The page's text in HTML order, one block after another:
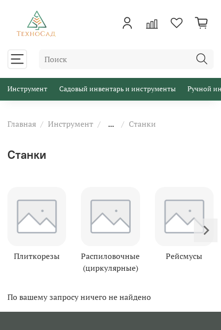
Инструмент Садовый инвентарь и инструменты Ручной
Главная Инструмент ... Станки
Станки
Плиткорезы
Распиловочные
(циркулярные)
Рейсмусы
По вашему запросу ничего не найдено